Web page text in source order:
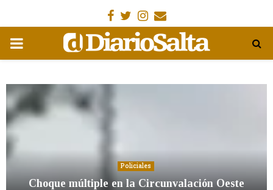
Facebook
Gorjeo
Instagram
Email
MENÚ
Policiales
Choque múltiple en la Circunvalación Oeste